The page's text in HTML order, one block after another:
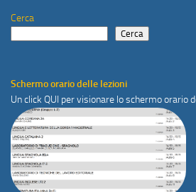
Cerca
Cerca
Schermo orario delle lezioni
Un click QUI per visionare lo schermo orario